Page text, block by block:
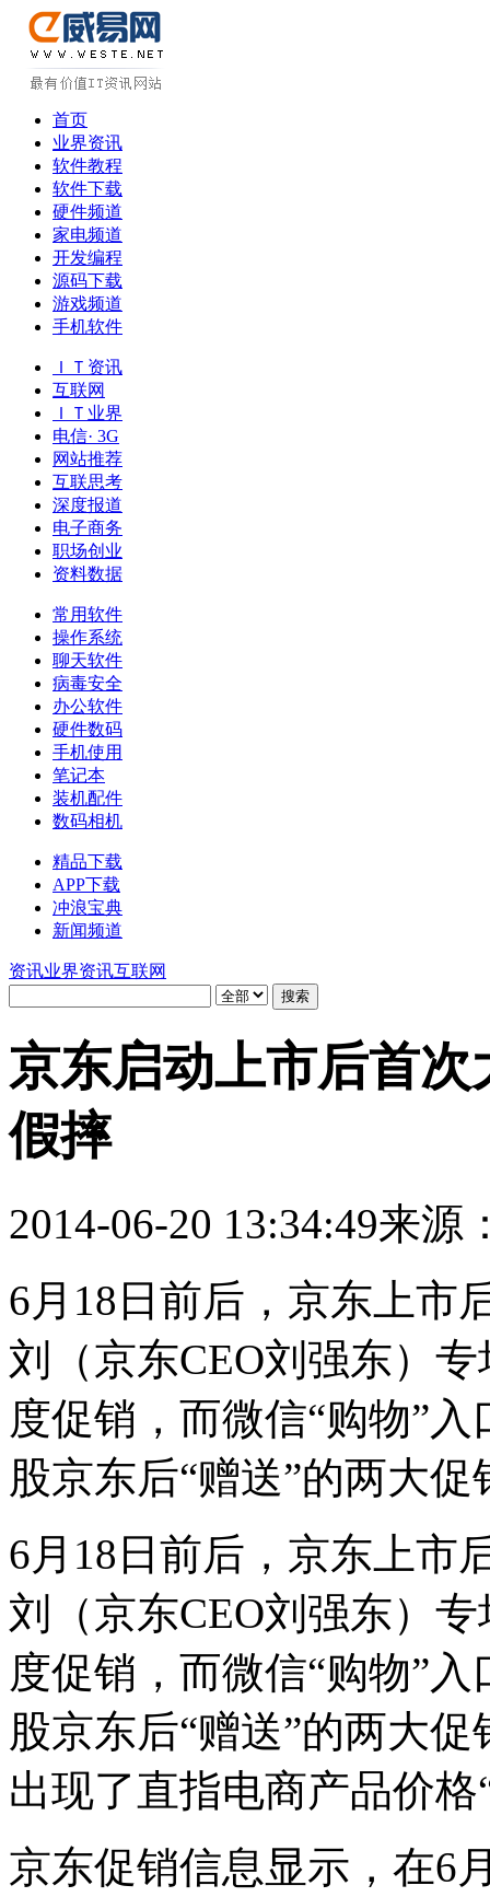
首页
业界资讯
软件教程
软件下载
硬件频道
家电频道
开发编程
源码下载
游戏频道
手机软件
ＩＴ资讯
互联网
ＩＴ业界
电信· 3G
网站推荐
互联思考
深度报道
电子商务
职场创业
资料数据
常用软件
操作系统
聊天软件
病毒安全
办公软件
硬件数码
手机使用
笔记本
装机配件
数码相机
精品下载
APP下载
冲浪宝典
新闻频道
资讯业界资讯互联网
京东启动上市后首
假摔
2014-06-20 13:34:49来源
6月18日前后，京东上市
刘（京东CEO刘强东）
度促销，而微信“购物”
股京东后“赠送”的两大促
6月18日前后，京东上市
刘（京东CEO刘强东）
度促销，而微信“购物”
股京东后“赠送”的两大
出现了直指电商产品价格
京东促销信息显示，在6